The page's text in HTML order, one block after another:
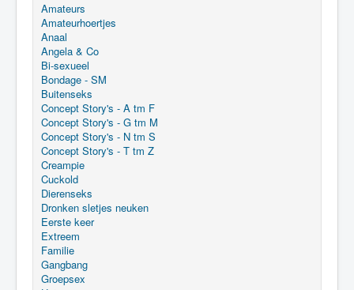
Amateurs
Amateurhoertjes
Anaal
Angela & Co
Bi-sexueel
Bondage - SM
Buitenseks
Concept Story's - A tm F
Concept Story's - G tm M
Concept Story's - N tm S
Concept Story's - T tm Z
Creampie
Cuckold
Dierenseks
Dronken sletjes neuken
Eerste keer
Extreem
Familie
Gangbang
Groepsex